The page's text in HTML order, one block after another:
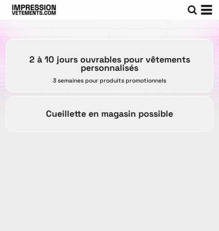
2 à 10 jours ouvrables pour vêtements
personnalisés
3 semaines pour produits promotionnels
Cueillette en magasin possible